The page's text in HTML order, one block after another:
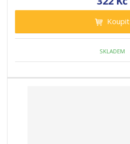
Koupit
SKLADEM